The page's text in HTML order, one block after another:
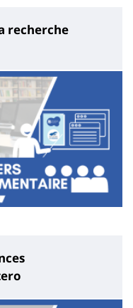
recherche